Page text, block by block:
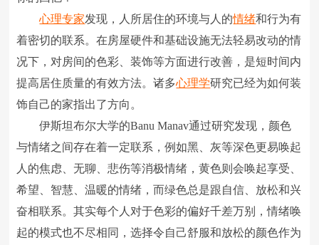
心理专家发现，人所居住的环境与人的情绪和行为有
着密切的联系。在房屋硬件和基础设施无法轻易改动的情
况下，对房间的色彩、装饰等方面进行改善，是短时间内
提高居住质量的有效方法。诸多心理学研究已经为如何装
饰自己的家指出了方向。
伊斯坦布尔大学的Banu Manav通过研究发现，颜色
与情绪之间存在着一定联系，例如黑、灰等深色更易唤起
人的焦虑、无聊、悲伤等消极情绪，黄色则会唤起享受、
希望、智慧、温暖的情绪，而绿色总是跟自信、放松和兴
奋相联系。其实每个人对于色彩的偏好千差万别，情绪唤
起的模式也不尽相同，选择令自己舒服和放松的颜色作为